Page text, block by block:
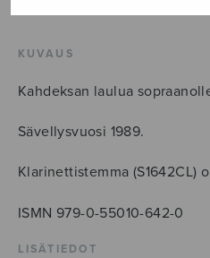
KUVAUS
Kahdeksan laulua
Sävellysvuosi 1989.
Klarinettistemma (S1642CL)
ISMN 979-0-55010-642-0
LISÄTIEDOT